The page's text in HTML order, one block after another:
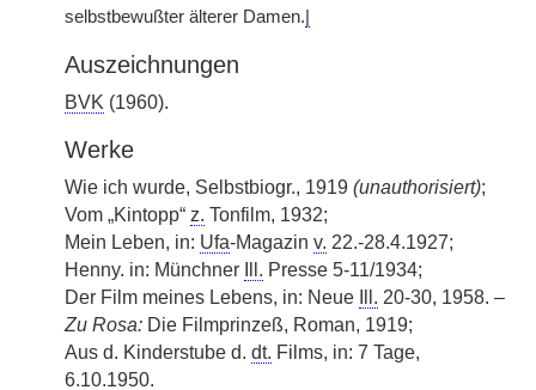
selbstbewußter älterer Damen.
Auszeichnungen
BVK (1960).
Werke
Wie ich wurde, Selbstbiogr., 1919 (unauthorisiert);
Vom „Kintopp“ z. Tonfilm, 1932;
Mein Leben, in: Ufa-Magazin v. 22.-28.4.1927;
Henny. in: Münchner
Ill. Presse 5-11/1934;
Der Film meines Lebens, in: Neue
Ill. 20-30, 1958. –
Zu Rosa: Die Filmprinzeß, Roman, 1919;
Aus d. Kinderstube d. dt. Films, in: 7 Tage,
6.10.1950.